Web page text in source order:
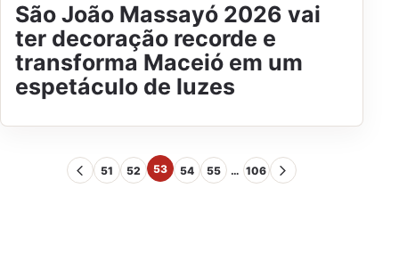
São João Massayó 2026 vai
ter decoração recorde e
transforma Maceió em um
espetáculo de luzes
51 52 53 54 55 … 106